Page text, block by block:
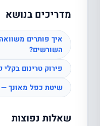
מדריכים בנושא
איך פותרים
השורשים?
פירוק טרינום
שיטת כפל מאונך
שאלות נפוצות